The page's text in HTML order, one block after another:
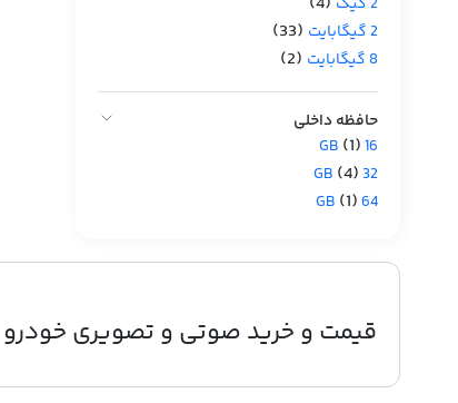
2 گیگابایت (33)
8 گیگابایت (2)
حافظه داخلی
16 GB
(1)
32 GB
(4)
64 GB
(1)
قیمت و خرید صوتی و تصویری خودرو